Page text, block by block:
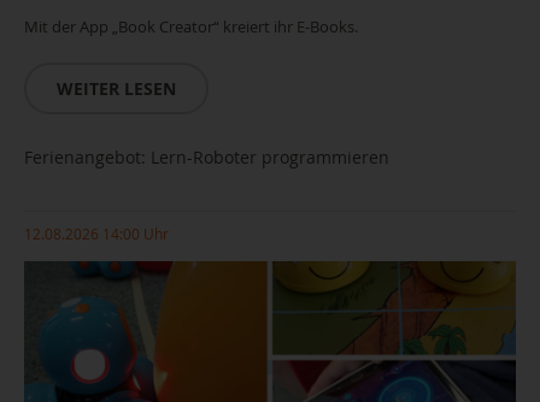
Mit der App „Book Creator“ kreiert ihr E-Books.
WEITER LESEN
Ferienangebot: Lern-Roboter programmieren
12.08.2026 14:00 Uhr